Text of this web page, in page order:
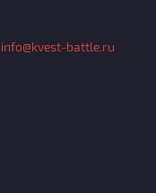
info@kvest-battle.ru